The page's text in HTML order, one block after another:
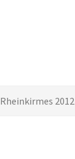
Rheinkirmes 2012